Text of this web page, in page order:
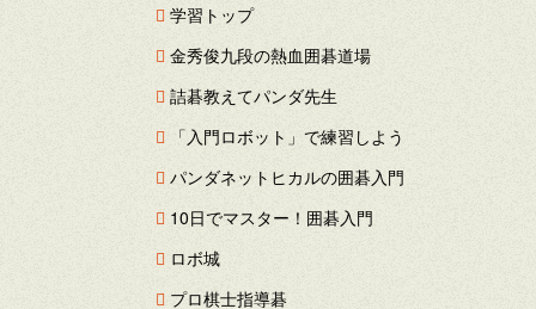
学習トップ
金秀俊九段の熱血囲碁道場
詰碁教えてパンダ先生
「入門ロボット」で練習しよう
パンダネットヒカルの囲碁入門
10日でマスター！囲碁入門
ロボ城
プロ棋士指導碁